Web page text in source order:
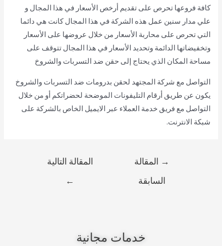
كافة فروعها تحرص على تقديم أرخص الأسعار في هذا المجال و
علي مدار سنين عمل هذه الشركة في هذا المجال كانت هي دائما
التي تحرص على محاربة الأسعار من خلال عروضها على الأسعار
وتخفيضاتها الدائمة وتحديد الأسعار في هذا المجال تتوقف على
مساحة المكان الذي يحتاج إلى حقن ضد التسربات والشروخ
التواصل مع شركة المجتهد لحقن بدرومات ضد التسربات والشروخ
يكون عن طريق أرقام التليفونات الموضحة لحضراتكم أو من خلال
التواصل مع فريق خدمة العملاء عبر الايميل الخاص بالشركة على
شبكة الانترنت.
→ المقالة
السابقة
المقالة التالية
←
خدمات مجانية